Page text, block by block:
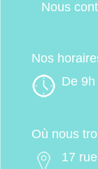
Nous
Nos
De
Où nous
17